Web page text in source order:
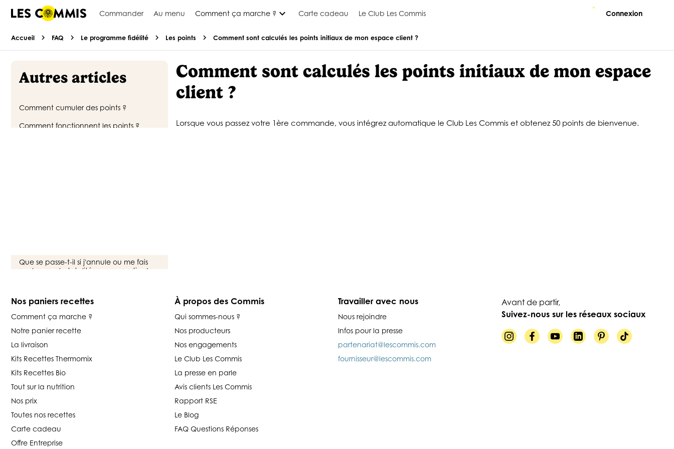
Commander Au menu Comment ça marche ? expand_more Carte cadeau Le Club Les Commis Connexion
Nos paniers recettes
Comment ça marche ?
Notre panier recette
La livraison
Kits Recettes Thermomix
Kits Recettes Bio
Tout sur la nutrition
Nos prix
Toutes nos recettes
Carte cadeau
Offre Entreprise
À propos des Commis
Qui sommes-nous ?
Nos producteurs
Nos engagements
Le Club Les Commis
La presse en parle
Avis clients Les Commis
Rapport RSE
Le Blog
FAQ Questions Réponses
Travailler avec nous
Nous rejoindre
Infos pour la presse
partenariat@lescommis.com
fournisseur@lescommis.com
Avant de partir,
Suivez-nous sur les réseaux sociaux